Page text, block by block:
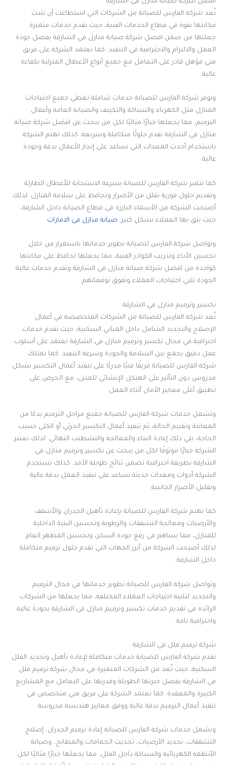
افضل شركة صيانة منازل في الشارقة
تُعد شركة الفارس للصيانة من الشركات التي استطاعت أن تثبت
مكانتها بقوة في قطاع الخدمات الفنية، حيث تقدم خدمات متميزة
جعلتها من ضمن افضل شركة صيانة منازل في الشارقة بفضل جودة
العمل والالتزام والاحترافية في التنفيذ. كما تعتمد الشركة على فريق
فني مؤهل قادر على التعامل مع جميع أنواع الأعطال المنزلية بكفاءة
عالية.
وتوفر شركة الفارس للصيانة خدمات شاملة تغطي جميع احتياجات
المنازل مثل الكهرباء والسباكة والتكييف والصيانة العامة وأعمال
الترميم، مما يجعلها خيارًا مثاليًا لكل من يبحث عن افضل شركة صيانة
منازل في الشارقة تقدم حلولًا متكاملة وسريعة. كذلك تهتم الشركة
باستخدام أحدث المعدات التي تساعد على إنجاز الأعمال بدقة وجودة
عالية.
كما تتميز شركة الفارس للصيانة بسرعة الاستجابة للأعطال الطارئة
وتقديم حلول فورية تقلل من الأضرار وتحافظ على سلامة المنازل. لذلك
أصبحت الشركة من الأسماء البارزة في قطاع الصيانة داخل الشارقة،
حيث يثق بها العملاء بشكل كبير. صيانة منازل في الامارات
وتواصل شركة الفارس للصيانة تطوير خدماتها باستمرار من خلال
تحسين الأداء وتدريب الكوادر الفنية، مما يجعلها تحافظ على مكانتها
كواحدة من افضل شركة صيانة منازل في الشارقة وتقدم خدمات عالية
الجودة تلبي احتياجات العملاء وتفوق توقعاتهم.
تكسير وترميم منازل في الشارقة
تُعد شركة الفارس للصيانة من الشركات المتخصصة في أعمال
الإصلاح والتجديد الشامل داخل المباني السكنية، حيث تقدم خدمات
احترافية في مجال تكسير وترميم منازل في الشارقة تعتمد على أسلوب
عمل دقيق يجمع بين السلامة والجودة وسرعة التنفيذ. كما تمتلك
شركة الفارس للصيانة فريقًا فنيًا مدربًا على تنفيذ أعمال التكسير بشكل
مدروس دون التأثير على الهيكل الإنشائي للمبنى، مع الحرص على
تطبيق أعلى معايير الأمان أثناء العمل.
وتشمل خدمات شركة الفارس للصيانة جميع مراحل الترميم بدءًا من
المعاينة وتقييم الحالة، ثم تنفيذ أعمال التكسير الجزئي أو الكلي حسب
الحاجة، يلي ذلك إعادة البناء والمعالجة والتشطيب النهائي. لذلك تعتبر
الشركة خيارًا موثوقًا لكل من يبحث عن تكسير وترميم منازل في
الشارقة بطريقة احترافية تضمن نتائج طويلة الأمد. كذلك تستخدم
الشركة أدوات ومعدات حديثة تساعد على تنفيذ العمل بدقة عالية
وتقليل الأضرار الجانبية.
كما تهتم شركة الفارس للصيانة بإعادة تأهيل الجدران والأسقف
والأرضيات ومعالجة التشققات والرطوبة وتحسين البنية الداخلية
للمنازل، مما يساهم في رفع جودة السكن وتحسين المظهر العام.
لذلك أصبحت الشركة من أبرز الجهات التي تقدم حلول ترميم متكاملة
داخل الشارقة.
وتواصل شركة الفارس للصيانة تطوير خدماتها في مجال الترميم
والتجديد لتلبية احتياجات العملاء المختلفة، مما يجعلها من الشركات
الرائدة في تقديم خدمات تكسير وترميم منازل في الشارقة بجودة عالية
واحترافية تامة.
شركة ترميم فلل في الشارقة
تقدم شركة الفارس للصيانة خدمات متكاملة لإعادة تأهيل وتجديد الفلل
السكنية، حيث تُعد من الشركات المتميزة في مجال شركة ترميم فلل
في الشارقة بفضل خبرتها الطويلة وقدرتها على التعامل مع المشاريع
الكبيرة والمعقدة. كما تعتمد الشركة على فريق فني متخصص في
تنفيذ أعمال الترميم بدقة عالية ووفق معايير هندسية مدروسة.
وتشمل خدمات شركة الفارس للصيانة إعادة ترميم الجدران، إصلاح
التشققات، تجديد الأرضيات، تحديث الحمامات والمطابخ، وصيانة
الأنظمة الكهربائية والسباكة داخل الفلل، مما يجعلها خيارًا مثاليًا لكل